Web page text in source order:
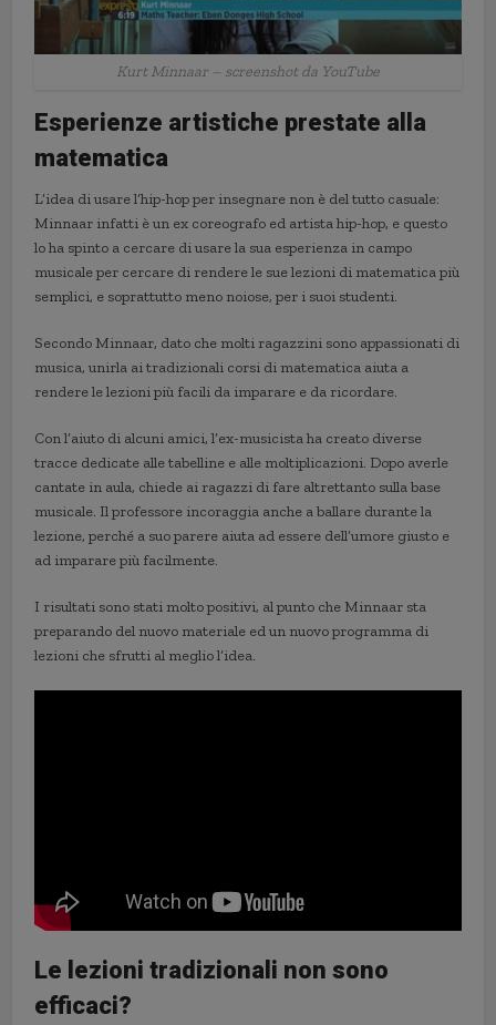
Kurt Minnaar – screenshot da YouTube
Esperienze artistiche prestate alla
matematica
L’idea di usare l’hip-hop per insegnare non è del tutto casuale:
Minnaar infatti è un ex coreografo ed artista hip-hop, e questo
lo ha spinto a cercare di usare la sua esperienza in campo
musicale per cercare di rendere le sue lezioni di matematica più
semplici, e soprattutto meno noiose, per i suoi studenti.
Secondo Minnaar, dato che molti ragazzini sono appassionati di
musica, unirla ai tradizionali corsi di matematica aiuta a
rendere le lezioni più facili da imparare e da ricordare.
Con l’aiuto di alcuni amici, l’ex-musicista ha creato diverse
tracce dedicate alle tabelline e alle moltiplicazioni. Dopo averle
cantate in aula, chiede ai ragazzi di fare altrettanto sulla base
musicale. Il professore incoraggia anche a ballare durante la
lezione, perché a suo parere aiuta ad essere dell’umore giusto e
ad imparare più facilmente.
I risultati sono stati molto positivi, al punto che Minnaar sta
preparando del nuovo materiale ed un nuovo programma di
lezioni che sfrutti al meglio l’idea.
Le lezioni tradizionali non sono
efficaci?